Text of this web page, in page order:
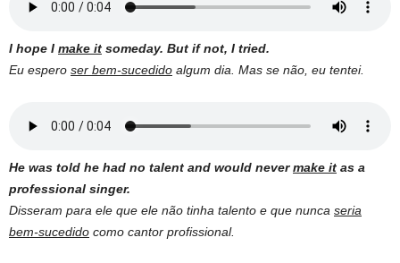
I hope I make it someday. But if not, I tried.
Eu espero ser bem-sucedido algum dia. Mas se não, eu tentei.
He was told he had no talent and would nevermake it as a
professional singer.
Disseram para ele que ele não tinha talento e que nunca seria
bem-sucedido como cantor profissional.